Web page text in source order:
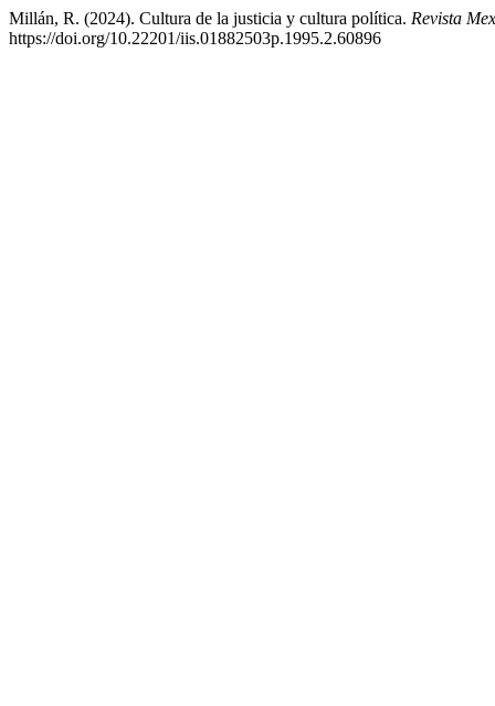
Millán, R. (2024). Cultura de la justicia y cultura política. Revista
https://doi.org/10.22201/iis.01882503p.1995.2.60896